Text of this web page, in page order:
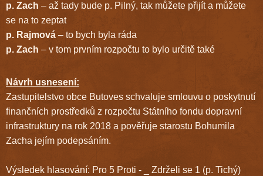
p. Zach – až tady bude p. Pilný, tak můžete přijít a můžete
se na to zeptat
p. Rajmová – to bych byla ráda
p. Zach – v tom prvním rozpočtu to bylo určitě také
Návrh usnesení:
Zastupitelstvo obce Butoves schvaluje smlouvu o poskytnutí
finančních prostředků z rozpočtu Státního fondu dopravní
infrastruktury na rok 2018 a pověřuje starostu Bohumila
Zacha jejím podepsáním.
Výsledek hlasování: Pro 5 Proti - _ Zdrželi se 1 (p. Tichý)